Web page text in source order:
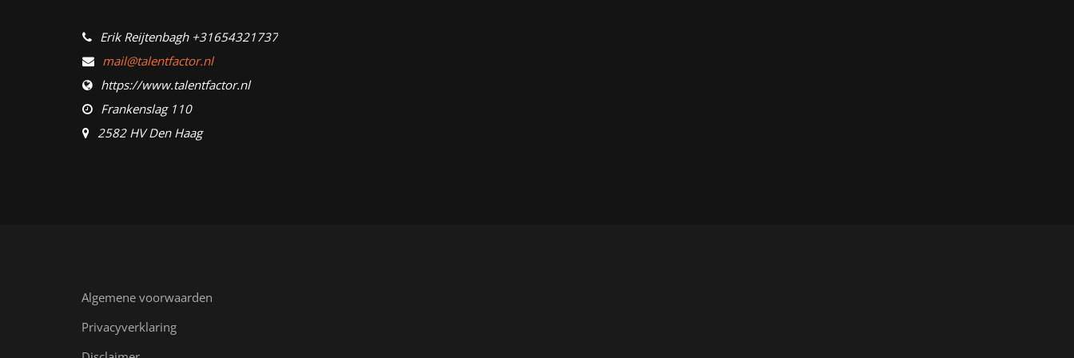
Erik Reijtenbagh +31654321737
mail@talentfactor.nl
https://www.talentfactor.nl
Frankenslag 110
2582 HV Den Haag
Algemene voorwaarden
Privacyverklaring